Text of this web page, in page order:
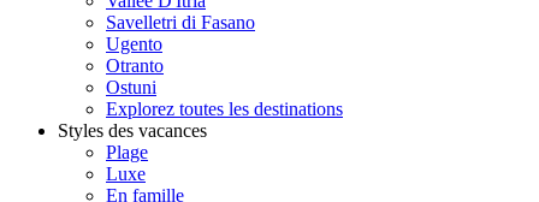
Savelletri di Fasano
Ugento
Otranto
Ostuni
Explorez toutes les destinations
Styles des vacances
Plage
Luxe
En famille